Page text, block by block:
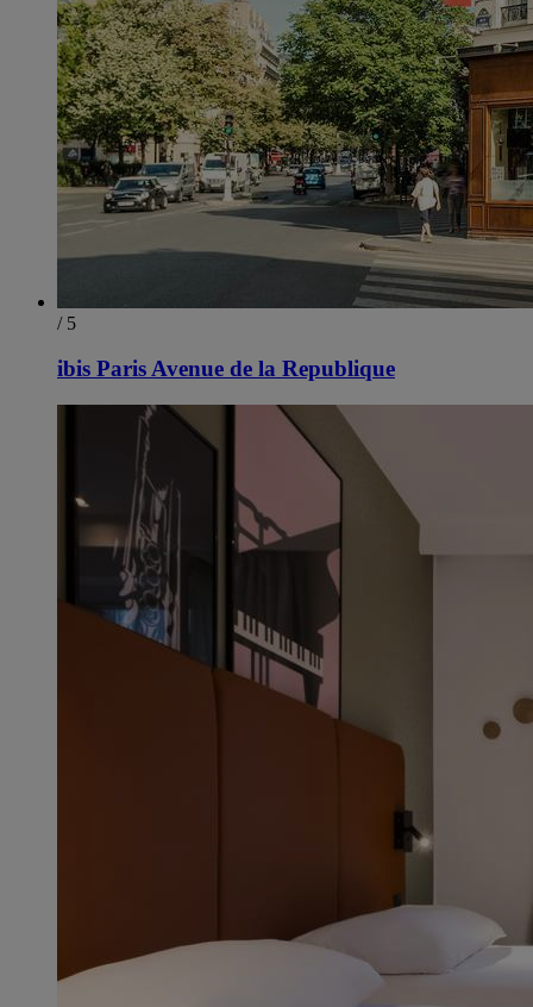
/ 5
ibis Paris Avenue de la Republique